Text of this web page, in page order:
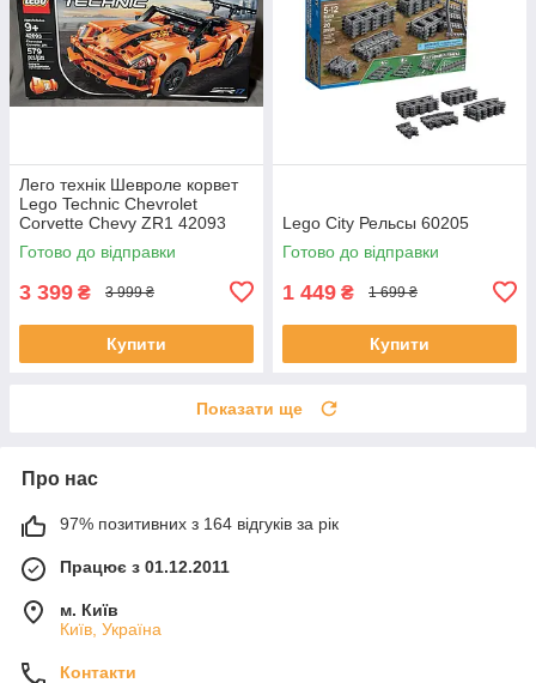
Лего технік Шевроле корвет
Lego Technic Chevrolet
Corvette Chevy ZR1 42093
Готово до відправки
3 399 ₴ 3 999 ₴
Купити
Lego City Рельсы 60205
Готово до відправки
1 449 ₴ 1 699 ₴
Купити
Показати ще
Про нас
97% позитивних з 164 відгуків за рік
Працює з 01.12.2011
м. Київ
Київ, Україна
Контакти